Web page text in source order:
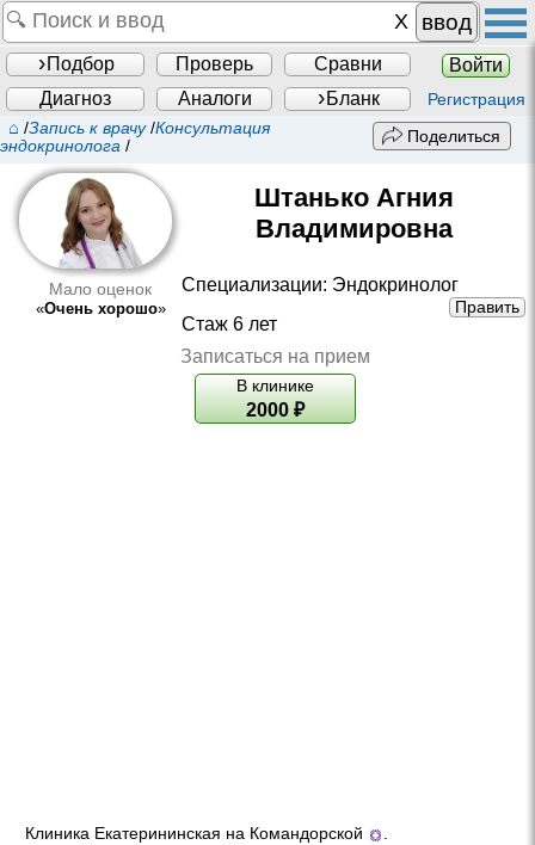
ввод
Подбор Проверь Сравни
Войти
Диагноз
Аналоги Бланк Регистрация
⌂ /Запись к врачу/Консультация
эндокринолога /
Поделиться
Мало оценок
«Очень хорошо»
Штанько Агния
Владимировна
Специализации: Эндокринолог
Править
Стаж 6 лет
Записаться на прием
В клинике
2000 ₽
Клиника Екатерининская на Командорской
.